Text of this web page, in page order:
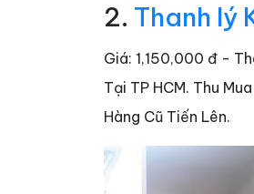
2. Thanh lý
Giá: 1,150,000 đ -
Tại TP HCM. Thu
Hàng Cũ Tiến Lên.